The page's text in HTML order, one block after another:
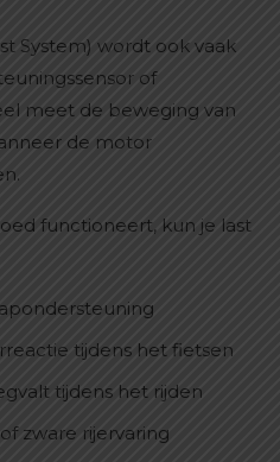
System) wordt ook vaak
of
meet de beweging van
de motor
functioneert, kun je last
tijdens het fietsen
tijdens het rijden
zware rijervaring